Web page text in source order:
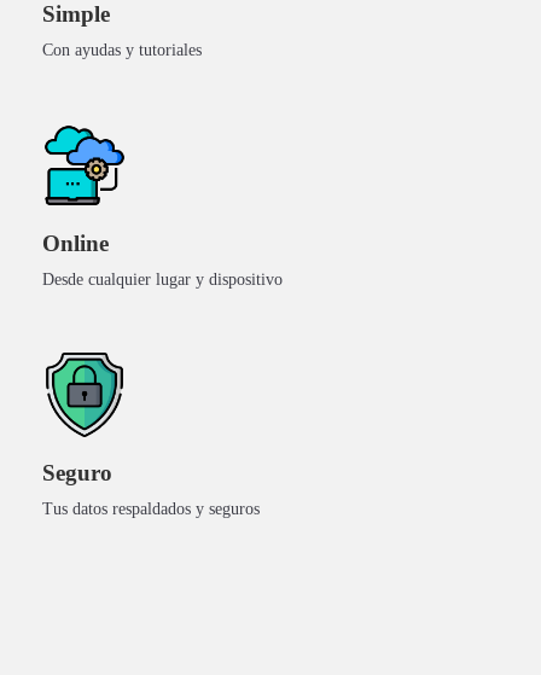
Automatizá y controlá tu
Stock, costos, producción, ventas, precios y facturación
en un único sistema.
Simple
Con ayudas y tutoriales
Online
Desde cualquier lugar y dispositivo
Seguro
Tus datos respaldados y seguros